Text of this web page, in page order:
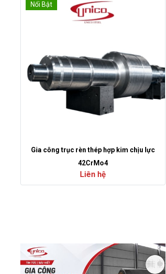
Nổi Bật
Gia công trục rèn thép hợp kim chịu lực
42CrMo4
Liên hệ